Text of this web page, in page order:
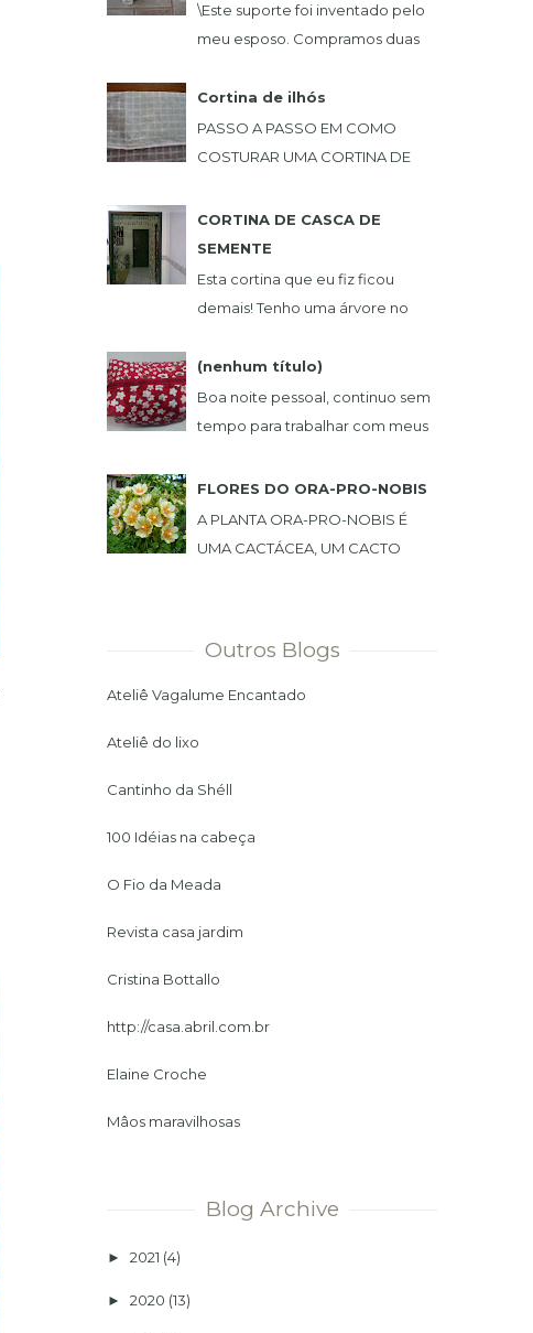
\Este suporte foi inventado pelo
meu esposo. Compramos duas
uma plantação de maneira que
não incomoda-se e nã...
Cortina de ilhós
PASSO A PASSO EM COMO
COSTURAR UMA CORTINA DE
...
CORTINA DE CASCA DE
SEMENTE
Esta cortina que eu fiz ficou
demais! Tenho uma árvore no
sementes no chão. Um dia
peguei uma, e achei muito
bonita,...
(nenhum título)
Boa noite pessoal, continuo sem
tempo para trabalhar com meus
lindas peças. NECESSAIRE BOX
BOL...
FLORES DO ORA-PRO-NOBIS
A PLANTA ORA-PRO-NOBIS É
UMA CACTÁCEA, UM CACTO
MEU JARDIM ...
Outros Blogs
Ateliê Vagalume Encantado
Ateliê do lixo
Cantinho da Shéll
100 Idéias na cabeça
O Fio da Meada
Revista casa jardim
Cristina Bottallo
http://casa.abril.com.br
Elaine Croche
Mâos maravilhosas
Blog Archive
► 2021 (4)
► 2020 (13)